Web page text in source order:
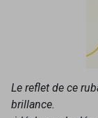
Le reflet de ce
brillance.